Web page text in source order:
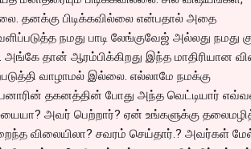
தனக்கு பிடிக்கவில்லை என்பதால் அதை
நமது பாடி லேங்குவேஜ் அல்லது நமது
தான் ஆரம்பிக்கிறது இந்த மாதிரியான
வாழாமல் இல்லை. எல்லாமே நமக்கு
தகனத்தின் போது அந்த வெட்டியார்
அவர் பெற்றார்? ஏன் உங்களுக்கு
விலையிலா? சவரம் செய்தார்.? அவர்கள்